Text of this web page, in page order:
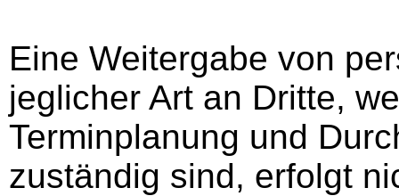
Eine Weitergabe von
jeglicher Art an Dritte,
Terminplanung und
zuständig sind, erfolgt